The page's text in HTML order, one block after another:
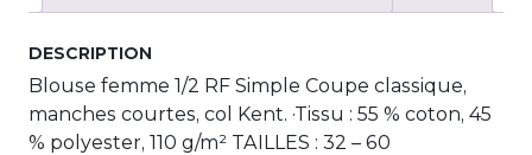
DESCRIPTION
Blouse femme 1/2 RF Simple Coupe classique,
manches courtes, col Kent. ·Tissu : 55 % coton, 45
% polyester, 110 g/m² TAILLES : 32 – 60